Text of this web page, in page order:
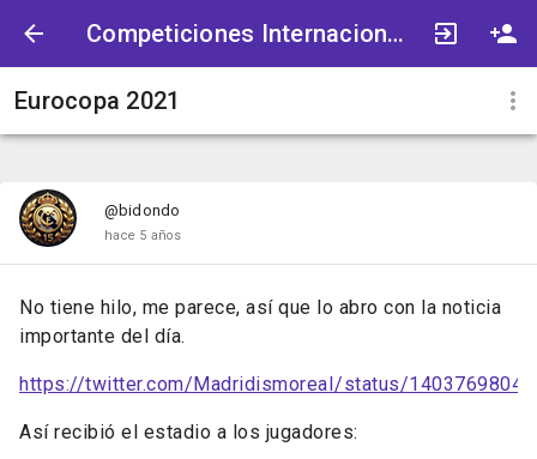
Competiciones Internacionales
Eurocopa 2021
@bidondo
hace 5 años
No tiene hilo, me parece, así que lo abro con la noticia
importante del día.
https://twitter.com/MadridismoreaI/status/
Así recibió el estadio a los jugadores: